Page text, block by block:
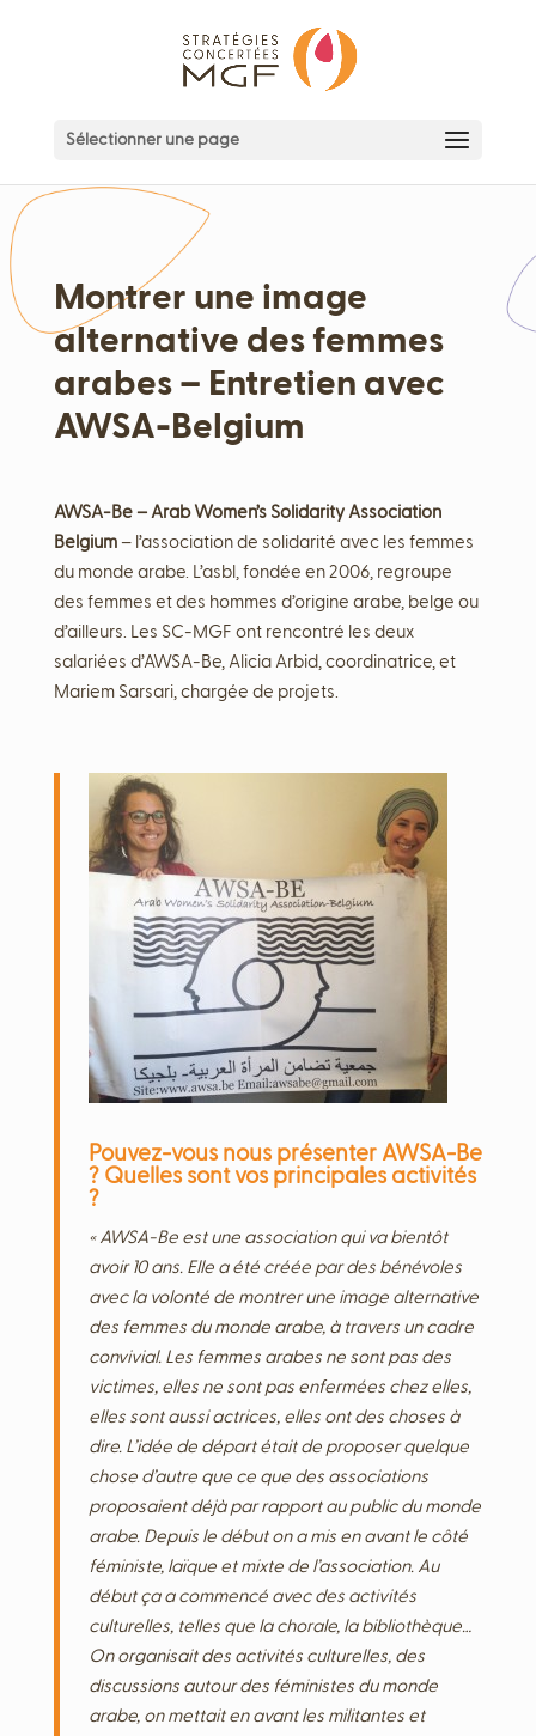
Sélectionner une page
Montrer une image
alternative des femmes
arabes – Entretien avec
AWSA-Belgium
AWSA-Be – Arab Women’s Solidarity Association
Belgium– l’association de solidarité avec les femmes
du monde arabe. L’asbl, fondée en 2006, regroupe
des femmes et des hommes d’origine arabe, belge ou
d’ailleurs. Les SC-MGF ont rencontré les deux
salariées d’AWSA-Be, Alicia Arbid, coordinatrice, et
Mariem Sarsari, chargée de projets.
Pouvez-vous nous présenter AWSA-Be
? Quelles sont vos principales activités
?
« AWSA-Be est une association qui va bientôt
avoir 10 ans. Elle a été créée par des bénévoles
avec la volonté de montrer une image alternative
des femmes du monde arabe, à travers un cadre
convivial. Les femmes arabes ne sont pas des
victimes, elles ne sont pas enfermées chez elles,
elles sont aussi actrices, elles ont des choses à
dire. L’idée de départ était de proposer quelque
chose d’autre que ce que des associations
proposaient déjà par rapport au public du monde
arabe. Depuis le début on a mis en avant le côté
féministe, laïque et mixte de l’association. Au
début ça a commencé avec des activités
culturelles, telles que la chorale, la bibliothèque…
On organisait des activités culturelles, des
discussions autour des féministes du monde
arabe, on mettait en avant les militantes et